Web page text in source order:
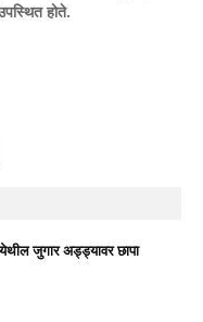
होते.
येथील जुगार अड्ड्यावर छापा